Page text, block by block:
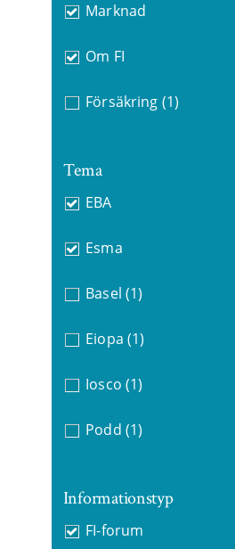
Marknad
Om FI
Försäkring (1)
Tema
EBA
Esma
Basel (1)
Eiopa (1)
Iosco (1)
Podd (1)
Informationstyp
FI-forum